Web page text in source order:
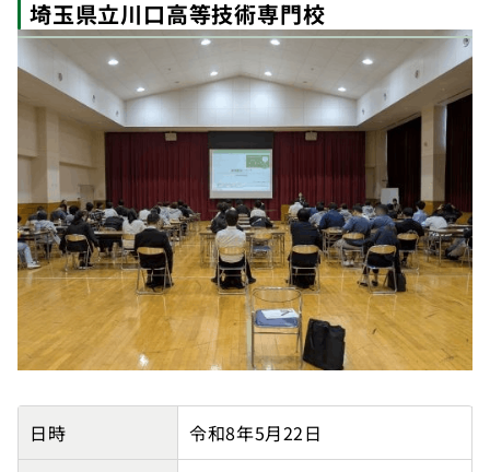
埼玉県立川口高等技術専門校
【埼玉県金融リテラシー向上パートナー】埼玉県立川口
日時 令和8年5月22日